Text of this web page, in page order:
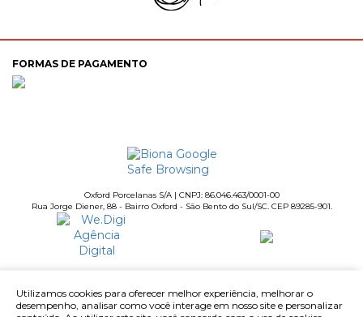
FORMAS DE PAGAMENTO
Oxford Porcelanas S/A | CNPJ: 86.046.463/0001-00
Rua Jorge Diener, 88 - Bairro Oxford - São Bento do Sul/SC. CEP 89285-901.
Utilizamos cookies para oferecer melhor experiência, melhorar o
desempenho, analisar como você interage em nosso site e personalizar